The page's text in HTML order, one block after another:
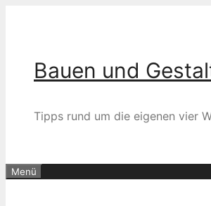
Bauen und
Tipps rund um die eigenen vier
Menü